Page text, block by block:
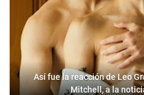
Así fue la reacción de Leo
Mitchell, a la